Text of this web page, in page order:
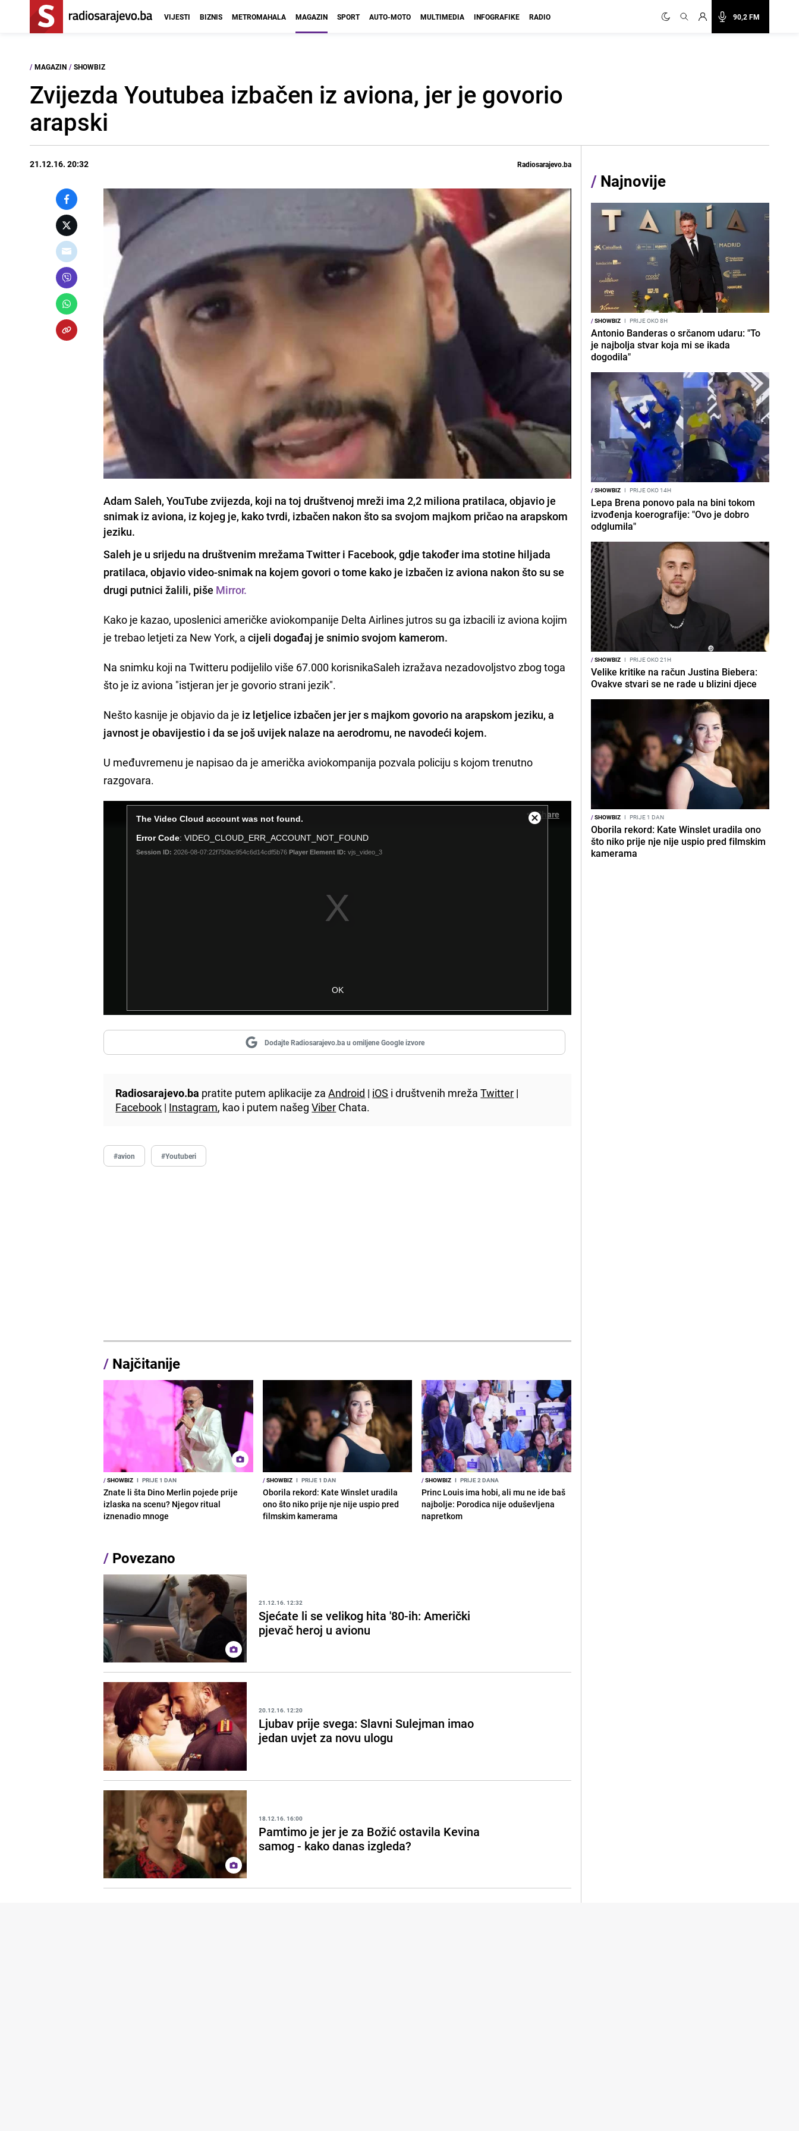
90,2 FM
VIJESTI BIZNIS METROMAHALA MAGAZIN SPORT AUTO-MOTO MULTIMEDIA INFOGRAFIKE RADIO
/ MAGAZIN / SHOWBIZ
Zvijezda Youtubea izbačen iz aviona, jer je govorio
arapski
21.12.16. 20:32 Radiosarajevo.ba
Adam Saleh, YouTube zvijezda, koji na toj društvenoj mreži ima 2,2 miliona pratilaca, objavio je
snimak iz aviona, iz kojeg je, kako tvrdi, izbačen nakon što sa svojom majkom pričao na arapskom
jeziku.
Saleh je u srijedu na društvenim mrežama Twitter i Facebook, gdje također ima stotine hiljada
pratilaca, objavio video-snimak na kojem govori o tome kako je izbačen iz aviona nakon što su se
drugi putnici žalili, piše Mirror.
Kako je kazao, uposlenici američke aviokompanije Delta Airlines jutros su ga izbacili iz aviona kojim
je trebao letjeti za New York, acijeli događaj je snimio svojom kamerom.
Na snimku koji na Twitteru podijelilo više 67.000 korisnikaSaleh izražava nezadovoljstvo zbog toga
što je iz aviona "istjeran jer je govorio strani jezik".
Nešto kasnije je objavio da je iz letjelice izbačen jer jer s majkom govorio na arapskom jeziku, a
javnost je obavijestio i da se još uvijek nalaze na aerodromu, ne navodeći kojem.
U međuvremenu je napisao da je američka aviokompanija pozvala policiju s kojom trenutno
razgovara.
Dodajte Radiosarajevo.ba u omiljene Google izvore
Radiosarajevo.ba pratite putem aplikacije zaAndroid | iOS i društvenih mrežaTwitter |
Facebook | Instagram, kao i putem našegViber Chata.
#avion #Youtuberi
/ Najčitanije
/SHOWBIZ I PRIJE 1 DAN
Znate li šta Dino Merlin pojede prije
izlaska na scenu? Njegov ritual
iznenadio mnoge
/SHOWBIZ I PRIJE 1 DAN
Oborila rekord: Kate Winslet uradila
ono što niko prije nje nije uspio pred
filmskim kamerama
/SHOWBIZ I PRIJE 2 DANA
Princ Louis ima hobi, ali mu ne ide baš
najbolje: Porodica nije oduševljena
napretkom
/ Povezano
21.12.16. 12:32
Sjećate li se velikog hita '80-ih: Američki
pjevač heroj u avionu
20.12.16. 12:20
Ljubav prije svega: Slavni Sulejman imao
jedan uvjet za novu ulogu
18.12.16. 16:00
Pamtimo je jer je za Božić ostavila Kevina
samog - kako danas izgleda?
/ Najnovije
/SHOWBIZ I PRIJE OKO 8H
Antonio Banderas o srčanom udaru: "To
je najbolja stvar koja mi se ikada
dogodila"
/SHOWBIZ I PRIJE OKO 14H
Lepa Brena ponovo pala na bini tokom
izvođenja koerografije: "Ovo je dobro
odglumila"
/SHOWBIZ I PRIJE OKO 21H
Velike kritike na račun Justina Biebera:
Ovakve stvari se ne rade u blizini djece
/SHOWBIZ I PRIJE 1 DAN
Oborila rekord: Kate Winslet uradila ono
što niko prije nje nije uspio pred filmskim
kamerama